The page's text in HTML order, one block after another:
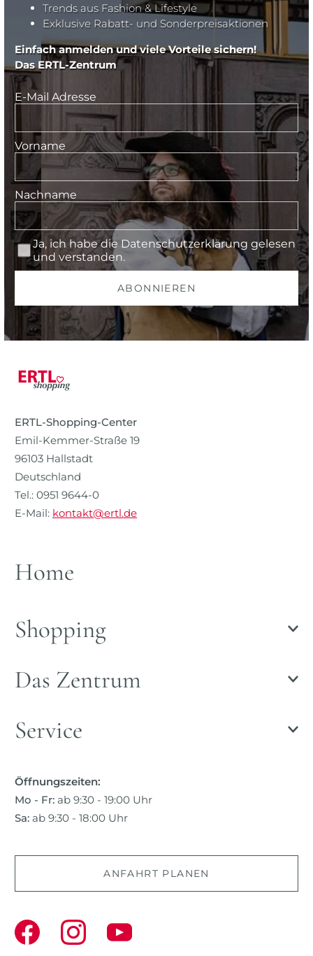
Trends aus Fashion & Lifestyle
Exklusive Rabatt- und Sonderpreisaktionen
Einfach anmelden und viele Vorteile sichern!
Das ERTL-Zentrum
E-Mail Adresse
Vorname
Nachname
Ja, ich habe die Datenschutzerklärung gelesen
und verstanden.
ABONNIEREN
ERTL-Shopping-Center
Emil-Kemmer-Straße 19
96103 Hallstadt
Deutschland
Tel.: 0951 9644-0
E-Mail: kontakt@ertl.de
Home
Shopping
Das Zentrum
Service
Öffnungszeiten:
Mo - Fr: ab 9:30 - 19:00 Uhr
Sa: ab 9:30 - 18:00 Uhr
ANFAHRT PLANEN